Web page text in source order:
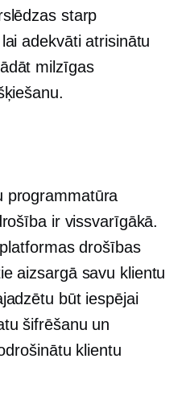
starp
adekvāti atrisinātu
milzīgas
programmatūra
ir vissvarīgākā.
drošības
aizsargā savu klientu
būt iespējai
šifrēšanu un
klientu